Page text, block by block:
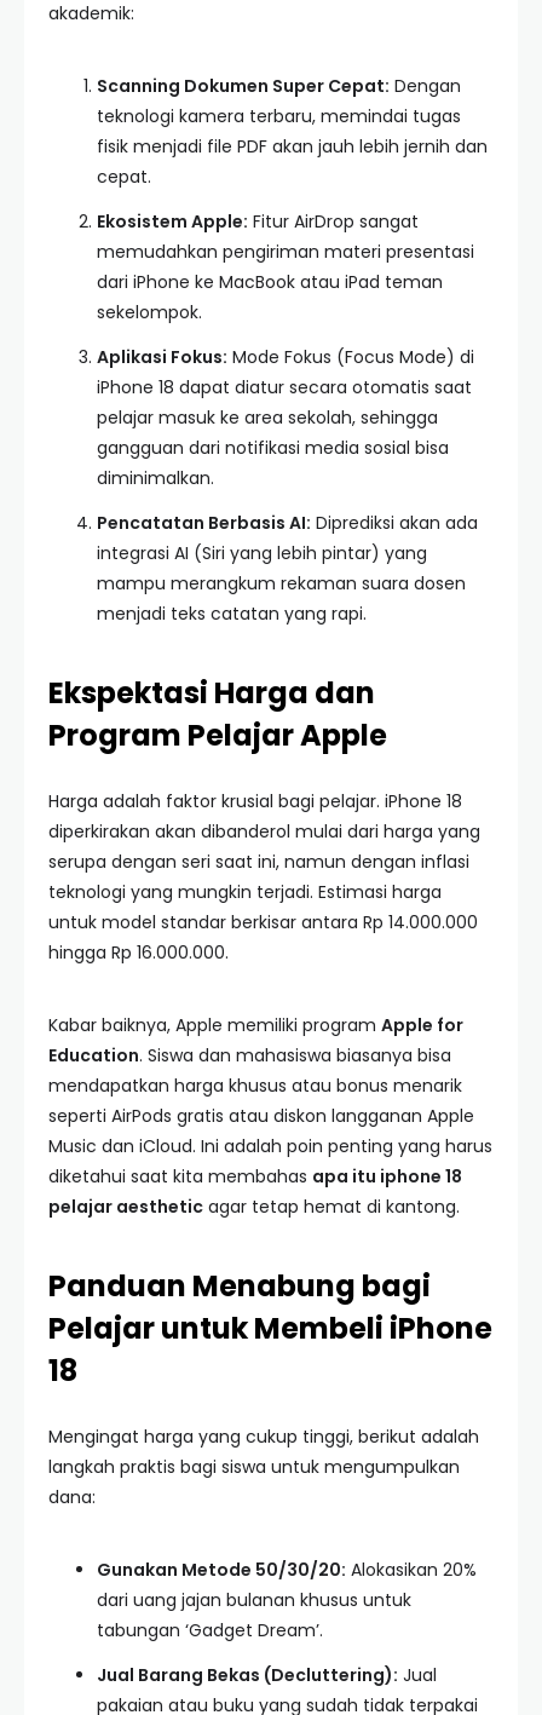
akademik:
Scanning Dokumen Super Cepat: Dengan
teknologi kamera terbaru, memindai tugas
fisik menjadi file PDF akan jauh lebih jernih dan
cepat.
Ekosistem Apple: Fitur AirDrop sangat
memudahkan pengiriman materi presentasi
dari iPhone ke MacBook atau iPad teman
sekelompok.
Aplikasi Fokus: Mode Fokus (Focus Mode) di
iPhone 18 dapat diatur secara otomatis saat
pelajar masuk ke area sekolah, sehingga
gangguan dari notifikasi media sosial bisa
diminimalkan.
Pencatatan Berbasis AI: Diprediksi akan ada
integrasi AI (Siri yang lebih pintar) yang
mampu merangkum rekaman suara dosen
menjadi teks catatan yang rapi.
Ekspektasi Harga dan
Program Pelajar Apple
Harga adalah faktor krusial bagi pelajar. iPhone 18
diperkirakan akan dibanderol mulai dari harga yang
serupa dengan seri saat ini, namun dengan inflasi
teknologi yang mungkin terjadi. Estimasi harga
untuk model standar berkisar antara Rp 14.000.000
hingga Rp 16.000.000.
Kabar baiknya, Apple memiliki program Apple for
Education. Siswa dan mahasiswa biasanya bisa
mendapatkan harga khusus atau bonus menarik
seperti AirPods gratis atau diskon langganan Apple
Music dan iCloud. Ini adalah poin penting yang harus
diketahui saat kita membahas apa itu iphone 18
pelajar aesthetic agar tetap hemat di kantong.
Panduan Menabung bagi
Pelajar untuk Membeli iPhone
18
Mengingat harga yang cukup tinggi, berikut adalah
langkah praktis bagi siswa untuk mengumpulkan
dana:
Gunakan Metode 50/30/20: Alokasikan 20%
dari uang jajan bulanan khusus untuk
tabungan ‘Gadget Dream’.
Jual Barang Bekas (Decluttering): Jual
pakaian atau buku yang sudah tidak terpakai